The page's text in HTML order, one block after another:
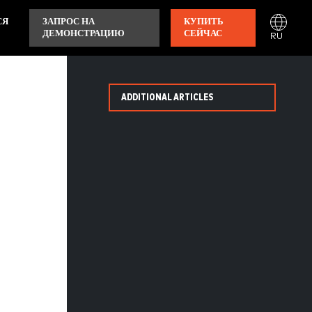
ЗАПРОС НА
ДЕМОНСТРАЦИЮ
КУПИТЬ
СЕЙЧАС
RU
ADDITIONAL ARTICLES